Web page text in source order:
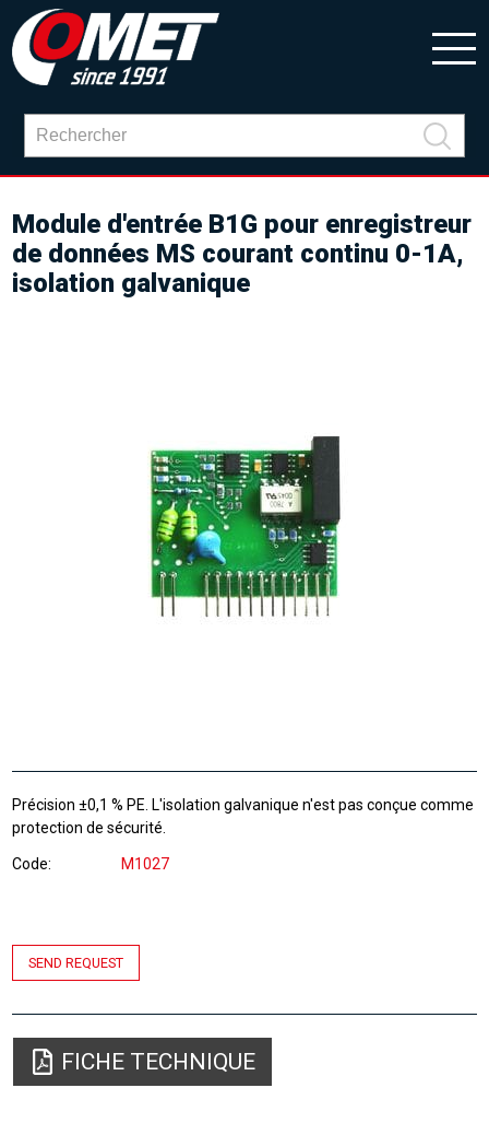
Module d'entrée B1G pour enregistreur
de données MS courant continu 0-1A,
isolation galvanique
Précision ±0,1 % PE. L'isolation galvanique n'est pas conçue comme
protection de sécurité.
Code M1027
SEND REQUEST
FICHE TECHNIQUE